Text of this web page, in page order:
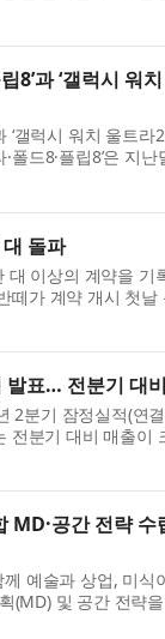
’에 이은 비대면 전
8’과 ‘갤럭시 워
‘갤럭시 워치 울트라
폴드8·플립8’은 지
최고 기록인 144만
대 돌파
대 이상의 계약을
떼가 계약 개시 첫
7세대 아반떼의 계
발표… 전분기 대
2분기 잠정실적(연
전분기 대비 매출이
18%를 유지하고
MD·공간 전략 수
께 예술과 상업, 미
(MD) 및 공간 전략
컨설팅 당시의 설